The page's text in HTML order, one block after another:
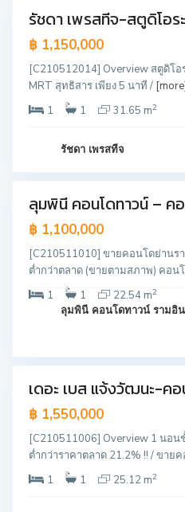
รัชดา เพรสทีจ-สตูดิโอร
฿ 1,150,000
[C210512014] Overview สตูดิโอ
MRT สุทธิสาร เพียง 5 นาที /
1
1 31.65 m2
รัชดา เพรสทีจ
บ
น
ลุมพินี คอนโดทาวน์ – คอ
฿ 1,100,000
[C210511010] ขายคอนโดย่านร
ต่ำกว่าตลาด (ขายตามสภาพ) คอน
1
1 22.54 m2
ลุมพินี คอนโดทาวน์ รามอิ
ป
า
ด
เดอะ เบส แจ้งวัฒนะ-คอ
฿ 1,550,000
[C210511006] Overview 1 นอน
ต่ำกว่าราคาตลาด 21.2% !! / ขาย
1
1 25.12 m2